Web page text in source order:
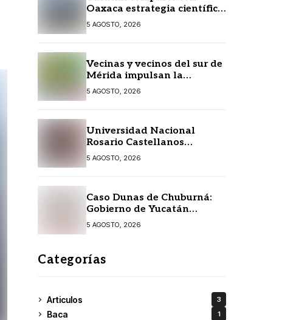
Oaxaca estrategia científica
para prevenir
enfermedades transmitidas
5 AGOSTO, 2026
Vecinas y vecinos del sur de
Mérida impulsan la
recuperación de espacios
comunitarios
5 AGOSTO, 2026
Universidad Nacional
Rosario Castellanos
extiende convocatoria de
ingreso al 31 de agosto
5 AGOSTO, 2026
Caso Dunas de Chuburná:
Gobierno de Yucatán
detalla el expediente y
confirma revisión de
5 AGOSTO, 2026
Categorías
Articulos 3
Baca 1